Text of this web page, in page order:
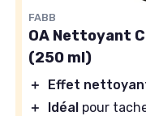
FABB
OA Nettoyant
(250 ml)
＋ Effet
＋
Idéal pour